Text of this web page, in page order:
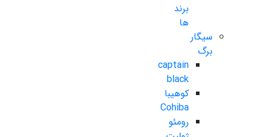
برند
ها
سیگار
برگ
captain
black
کوهیبا
Cohiba
رومئو